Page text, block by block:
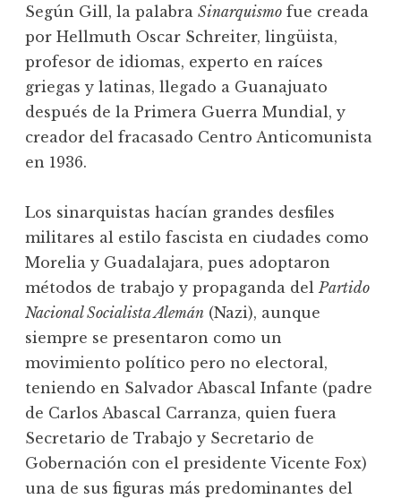
Según Gill, la palabra Sinarquismo fue creada
por Hellmuth Oscar Schreiter, lingüista,
profesor de idiomas, experto en raíces
griegas y latinas, llegado a Guanajuato
después de la Primera Guerra Mundial, y
creador del fracasado Centro Anticomunista
en 1936.
Los sinarquistas hacían grandes desfiles
militares al estilo fascista en ciudades como
Morelia y Guadalajara, pues adoptaron
métodos de trabajo y propaganda delPartido
Nacional Socialista Alemán (Nazi), aunque
siempre se presentaron como un
movimiento político pero no electoral,
teniendo en Salvador Abascal Infante (padre
de Carlos Abascal Carranza, quien fuera
Secretario de Trabajo y Secretario de
Gobernación con el presidente Vicente Fox)
una de sus figuras más predominantes del